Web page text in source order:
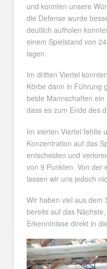
und konnten unsere
die Defense wurde
deutlich aufholen
einem Spielstand von
lagen.
Im dritten Viertel
Körbe dann in Führung
beide Mannschaften
dass es zum Ende des
Im vierten Viertel fehlte
Konzentration auf das
entscheiden und
von 9 Punkten. Von der
lassen wir uns jedoch
Wir haben viel aus dem
bereits auf das
Erkenntnisse direkt in